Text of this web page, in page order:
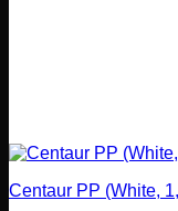
Centaur PP (White,